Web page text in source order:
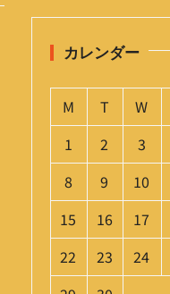
カレンダー
M T W
1
2 3
8
9 10
15
16 17
22
23 24